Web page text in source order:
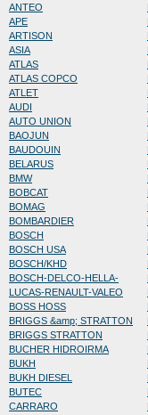
ANTEO
APE
ARTISON
ASIA
ATLAS
ATLAS COPCO
ATLET
AUDI
AUTO UNION
BAOJUN
BAUDOUIN
BELARUS
BMW
BOBCAT
BOMAG
BOMBARDIER
BOSCH
BOSCH USA
BOSCH/KHD
BOSCH-DELCO-HELLA-
LUCAS-RENAULT-VALEO
BOSS HOSS
BRIGGS &amp; STRATTON
BRIGGS STRATTON
BUCHER HIDROIRMA
BUKH
BUKH DIESEL
BUTEC
CARRARO